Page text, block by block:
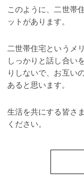
このように、二世帯
ットがあります。
二世帯住宅というメ
しっかりと話し合い
りしないで、お互い
あると思います。
生活を共にする皆さ
ください。